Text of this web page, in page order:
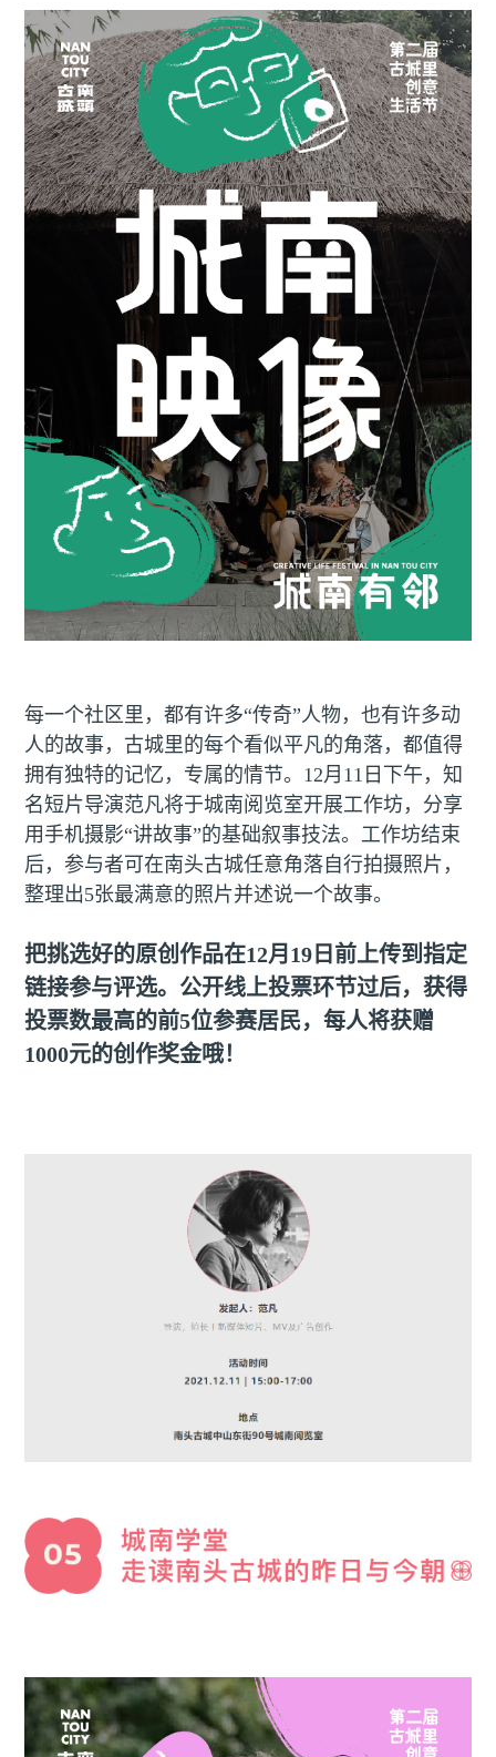
每一个社区里，都有许多“传奇”人物，也有许多动
人的故事，古城里的每个看似平凡的角落，都值得
拥有独特的记忆，专属的情节。12月11日下午，知
名短片导演范凡将于城南阅览室开展工作坊，分享
用手机摄影“讲故事”的基础叙事技法。工作坊结束
后，参与者可在南头古城任意角落自行拍摄照片，
整理出5张最满意的照片并述说一个故事。
把挑选好的原创作品在12月19日前上传到指定
链接参与评选。公开线上投票环节过后，获得
投票数最高的前5位参赛居民，每人将获赠
1000元的创作奖金哦！